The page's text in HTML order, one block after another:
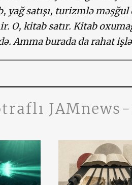
yağ satışı, turizmlə
O, kitab satır. Kitab
Amma burada da rahat